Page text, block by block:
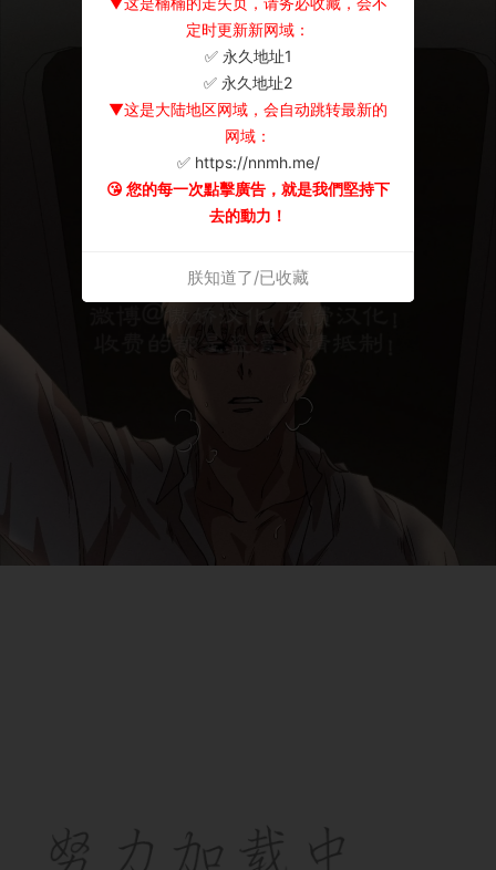
定时更新新网域：
✅ 永久地址1
✅ 永久地址2
▼这是大陆地区网域，会自动跳转最新的
网域：
✅ https://nnmh.me/
😘 您的每一次點擊廣告，就是我們堅持下
去的動力！
朕知道了/已收藏